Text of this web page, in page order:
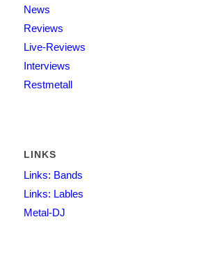
News
Reviews
Live-Reviews
Interviews
Restmetall
LINKS
Links: Bands
Links: Lables
Metal-DJ